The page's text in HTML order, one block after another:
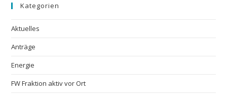
Kategorien
Aktuelles
Anträge
Energie
FW Fraktion aktiv vor Ort